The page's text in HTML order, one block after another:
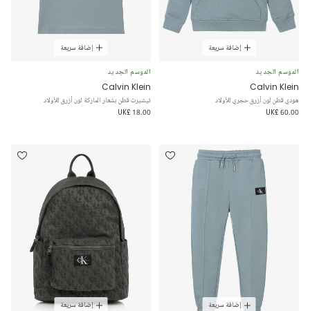
إضافة سريعة
الموسم الجديد
Calvin Klein
هودي قطن لون أزرق حجري للأولاد
UK£ 60.00
إضافة سريعة
الموسم الجديد
Calvin Klein
تيشيرت قطن بشعار الماركة لون أزرق للأولاد
UK£ 18.00
إضافة سريعة إضافة سريعة